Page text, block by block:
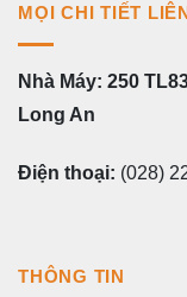
MỌI CHI TIẾT
Nhà Máy: 250
Long An
Điện thoại: (028)
THÔNG TIN